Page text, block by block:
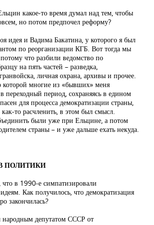
какое-то время думал над тем, чтобы
но потом предпочел реформу?
идея и Вадима Бакатина, у которого я был
по реорганизации КГБ. Вот тогда мы
что разбили ведомство по
на пять частей – разведка,
личная охрана, архивы и прочее.
многие из «бывших» меня
переходный период, сохраняясь в едином
для процесса демократизации страны,
то расчленить, в этом был смысл.
были уже при Ельцине, а потом
страны – и уже дальше ехать некуда.
ПОЛИТИКИ
что в 1990-е симпатизировали
Как получилось, что демократизация
закончилась?
депутатом СССР от